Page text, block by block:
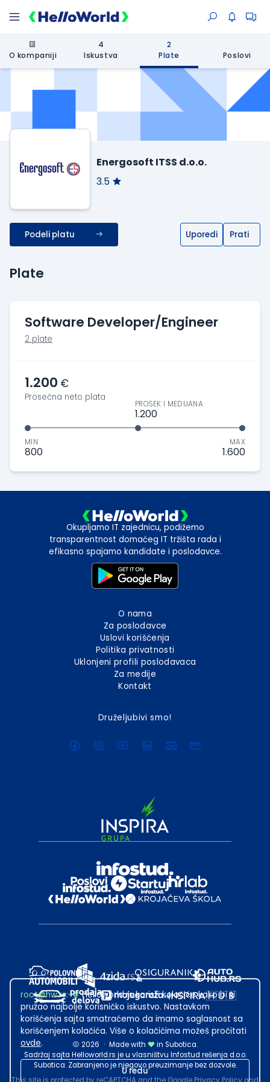
O kompaniji
4
Iskustva
2
Plate
Poslovi
Energosoft ITSS d.o.o.
3.5
Podeli platu Uporedi Prati
Plate
Software Developer/Engineer
2 plate
1.200 €
Prosečna neto plata
MIN
800
PROSEK I MEDIJANA
1.200
MAX
1.600
Okupljamo IT zajednicu, podižemo
transparentnost domaćeg IT tržišta rada i
efikasno spajamo kandidate i poslodavce.
O nama
Za poslodavce
Uslovi korišćenja
Politika privatnosti
Uklonjeni profili poslodavaca
Za medije
Kontakt
Druželjubivi smo!
2026 · Made with
in Subotica.
Sadržaj sajta Helloworld.rs je u vlasništvu Infostud rešenja d.o.o.
Subotica. Zabranjeno je njegovo preuzimanje bez dozvole.
root@hw.rs:~#Helloworld.rs koristi kolačiće kako bi ti
pružao najbolje korisničko iskustvo. Nastavkom
korišćenja sajta smatraćemo da imamo saglasnost sa
korišćenjem kolačića. Više o kolačićima možeš pročitati
ovde.
U redu